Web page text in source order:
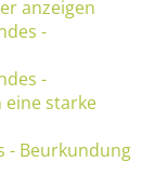
anzeigen
-
-
eine starke
- Beurkundung